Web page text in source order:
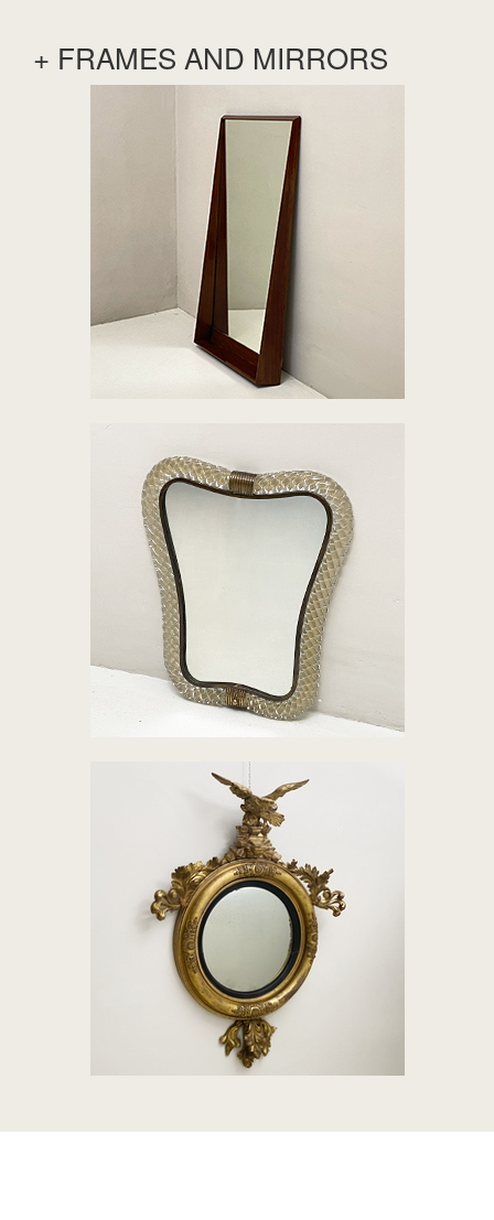
+ FRAMES AND MIRRORS